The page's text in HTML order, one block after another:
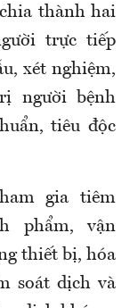
thành hai
trực tiếp
xét nghiệm,
người bệnh
tiêu độc
gia tiêm
phẩm, vận
thiết bị, hóa
soát dịch và